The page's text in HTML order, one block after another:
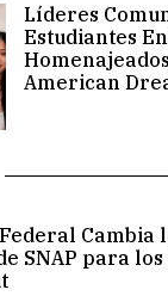
Líderes
Estudiantes
American
Cambia
SNAP para